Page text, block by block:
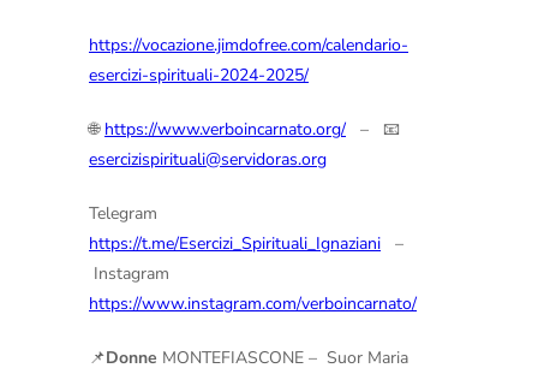
https://vocazione.jimdofree.com/calendario-
esercizi-spirituali-2024-2025/
🌐 https://www.verboincarnato.org/ – 📧
esercizispirituali@servidoras.org
Telegram
https://t.me/Esercizi_Spirituali_Ignaziani –
Instagram
https://www.instagram.com/verboincarnato/
📌Donne MONTEFIASCONE – Suor Maria